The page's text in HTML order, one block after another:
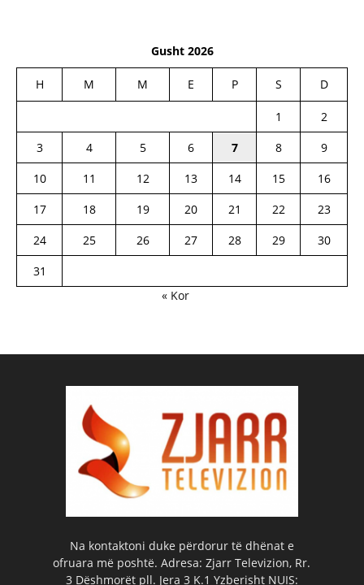
Gusht 2026
H M M E P S D
1
2
3
4 5 6 7 8
9
10
11 12 13 14 15
16
17
18 19 20 21 22
23
24
25 26 27 28 29
30
31
« Kor
Na kontaktoni duke përdorur të dhënat e
ofruara më poshtë. Adresa: Zjarr Televizion, Rr.
3 Dëshmorët pll. Jera 3 K.1 Yzberisht NUIS: